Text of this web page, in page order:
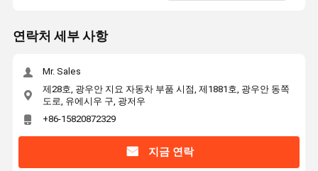
연락처 세부 사항
Mr. Sales
제28호, 광우안 지요 자동차 부품 시점, 제1881호, 광우안 동쪽
도로, 유에시우 구, 광저우
+86-15820872329
지금 연락